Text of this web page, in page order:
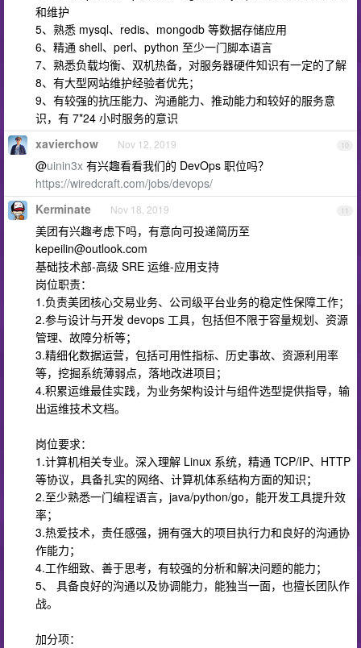
和维护
5、熟悉 mysql、redis、mongodb 等数据存储应用
6、精通 shell、perl、python 至少一门脚本语言
7、熟悉负载均衡、双机热备，对服务器硬件知识有一定的了解
8、有大型网站维护经验者优先；
9、有较强的抗压能力、沟通能力、推动能力和较好的服务意
识，有 7*24 小时服务的意识
10
xavierchow Nov 12, 2019
@uinin3x 有兴趣看看我们的 DevOps 职位吗？
https://wiredcraft.com/jobs/devops/
11
Kerminate Nov 18, 2019
美团有兴趣考虑下吗，有意向可投递简历至
kepeilin@outlook.com
基础技术部-高级 SRE 运维-应用支持
岗位职责：
1.负责美团核心交易业务、公司级平台业务的稳定性保障工作；
2.参与设计与开发 devops 工具，包括但不限于容量规划、资源
管理、故障分析等；
3.精细化数据运营，包括可用性指标、历史事故、资源利用率
等，挖掘系统薄弱点，落地改进项目；
4.积累运维最佳实践，为业务架构设计与组件选型提供指导，输
出运维技术文档。
岗位要求：
1.计算机相关专业。深入理解 Linux 系统，精通 TCP/IP、HTTP
等协议，具备扎实的网络、计算机体系结构方面的知识；
2.至少熟悉一门编程语言，java/python/go，能开发工具提升效
率；
3.热爱技术，责任感强，拥有强大的项目执行力和良好的沟通协
作能力；
4.工作细致、善于思考，有较强的分析和解决问题的能力；
5、 具备良好的沟通以及协调能力，能独当一面，也擅长团队作
战。
加分项：